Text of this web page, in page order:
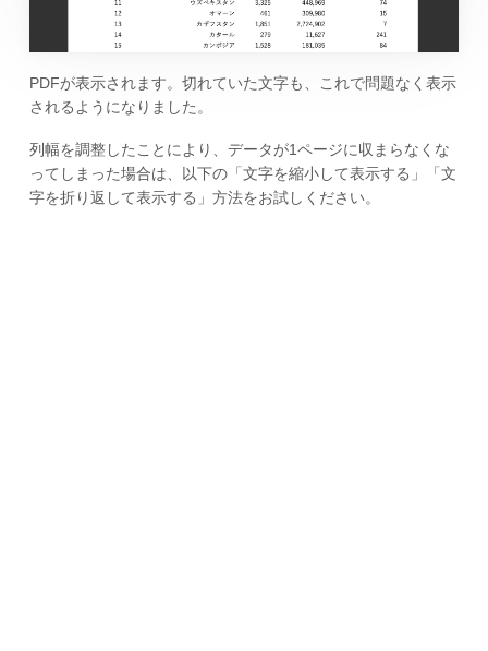
PDFが表示されます。切れていた文字も、これで問題なく表示
されるようになりました。
列幅を調整したことにより、データが1ページに収まらなくな
ってしまった場合は、以下の「文字を縮小して表示する」「文
字を折り返して表示する」方法をお試しください。